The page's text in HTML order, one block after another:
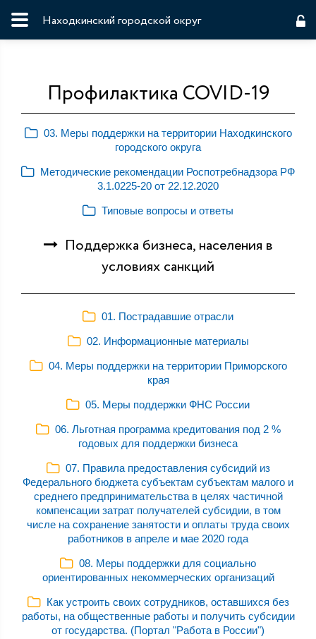
Находкинский городской округ
Профилактика COVID-19
03. Меры поддержки на территории Находкинского
городского округа
Методические рекомендации Роспотребнадзора РФ
3.1.0225-20 от 22.12.2020
Типовые вопросы и ответы
Поддержка бизнеса, населения в
условиях санкций
01. Пострадавшие отрасли
02. Информационные материалы
04. Меры поддержки на территории Приморского
края
05. Меры поддержки ФНС России
06. Льготная программа кредитования под 2 %
годовых для поддержки бизнеса
07. Правила предоставления субсидий из
Федерального бюджета субъектам субъектам малого и
среднего предпринимательства в целях частичной
компенсации затрат получателей субсидии, в том
числе на сохранение занятости и оплаты труда своих
работников в апреле и мае 2020 года
08. Меры поддержки для социально
ориентированных некоммерческих организаций
Как устроить своих сотрудников, оставшихся без
работы, на общественные работы и получить субсидии
от государства. (Портал "Работа в России")